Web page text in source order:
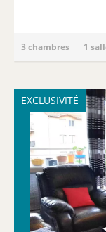
3 chambres 1
EXCLUSIVITÉ